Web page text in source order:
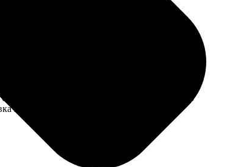
прошёл быстро, много вариантов
пришла вовремя, никаких проблем.